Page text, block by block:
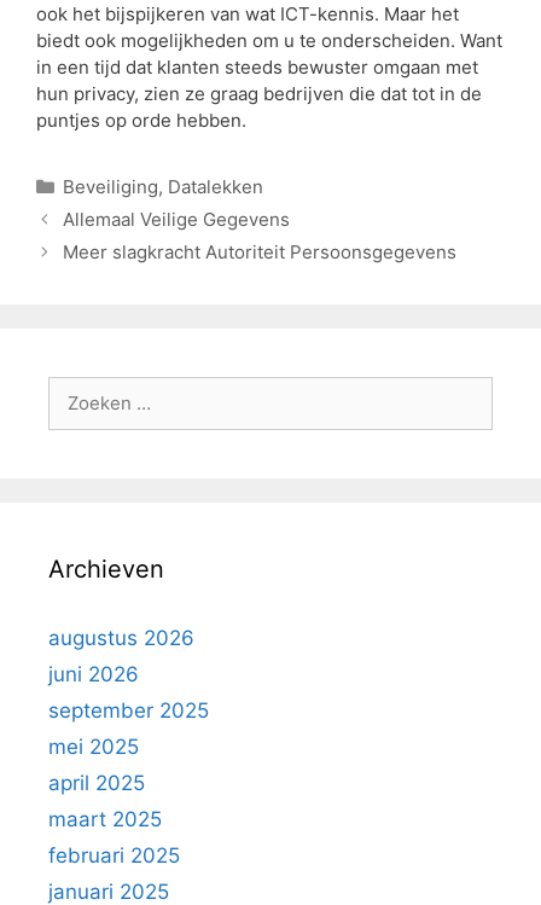
ook het bijspijkeren van wat ICT-kennis. Maar het
biedt ook mogelijkheden om u te onderscheiden. Want
in een tijd dat klanten steeds bewuster omgaan met
hun privacy, zien ze graag bedrijven die dat tot in de
puntjes op orde hebben.
Beveiliging, Datalekken
Allemaal Veilige Gegevens
Meer slagkracht Autoriteit Persoonsgegevens
Archieven
augustus 2026
juni 2026
september 2025
mei 2025
april 2025
maart 2025
februari 2025
januari 2025